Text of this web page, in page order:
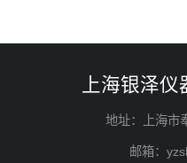
上海银泽
地址：上海市
邮箱：